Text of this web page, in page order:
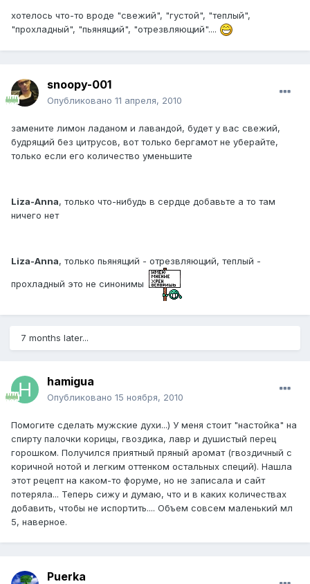
хотелось что-то вроде "свежий", "густой", "теплый",
"прохладный", "пьянящий", "отрезвляющий"....
snoopy-001
Опубликовано 11 апреля, 2010
замените лимон ладаном и лавандой, будет у вас свежий,
будрящий без цитрусов, вот только бергамот не уберайте,
только если его количество уменьшите
Liza-Anna, только что-нибудь в сердце добавьте а то там
ничего нет
Liza-Anna, только пьянящий - отрезвляющий, теплый -
прохладный это не синонимы
7 months later...
hamigua
Опубликовано 15 ноября, 2010
Помогите сделать мужские духи...) У меня стоит "настойка" на
спирту палочки корицы, гвоздика, лавр и душистый перец
горошком. Получился приятный пряный аромат (гвоздичный с
коричной нотой и легким оттенком остальных специй). Нашла
этот рецепт на каком-то форуме, но не записала и сайт
потеряла... Теперь сижу и думаю, что и в каких количествах
добавить, чтобы не испортить.... Объем совсем маленький мл
5, наверное.
Puerka